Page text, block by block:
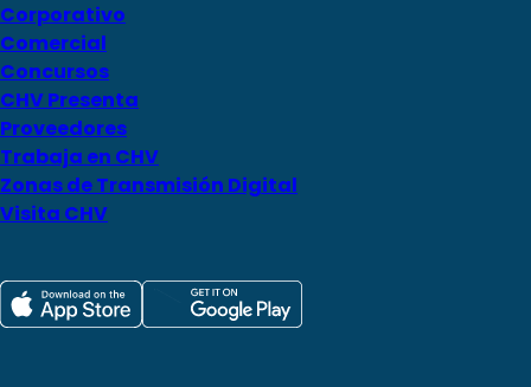
Corporativo
Comercial
Concursos
CHV Presenta
Proveedores
Trabaja en CHV
Zonas de Transmisión Digital
Visita CHV